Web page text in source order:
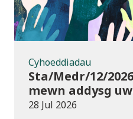
Cyhoeddiadau
Sta/Medr/12/
mewn addysg
28 Jul 2026